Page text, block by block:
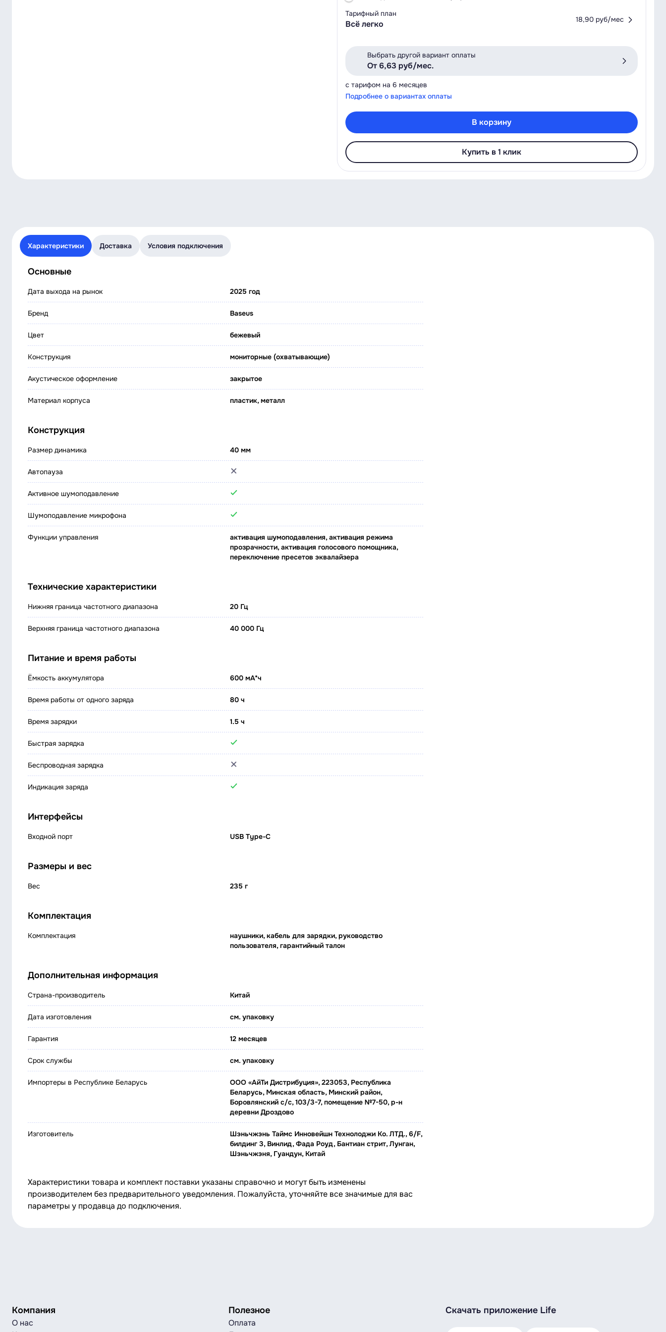
Тарифный план
Всё легко 18,90 руб/мес
Выбрать другой вариант оплаты
От 6,63 руб/мес.
с тарифом на 6 месяцев
Подробнее о вариантах оплаты
В корзину
Купить в 1 клик
Характеристики Доставка Условия подключения
Основные
Дата выхода на рынок 2025 год
Бренд Baseus
Цвет бежевый
Конструкция мониторные (охватывающие)
Акустическое оформление закрытое
Материал корпуса пластик, металл
Конструкция
Размер динамика 40 мм
Автопауза
Активное шумоподавление
Шумоподавление микрофона
Функции управления
активация шумоподавления, активация режима
прозрачности, активация голосового помощника,
переключение пресетов эквалайзера
Технические характеристики
Нижняя граница частотного диапазона 20 Гц
Верхняя граница частотного диапазона 40 000 Гц
Питание и время работы
Ёмкость аккумулятора 600 мА*ч
Время работы от одного заряда 80 ч
Время зарядки 1.5 ч
Быстрая зарядка
Беспроводная зарядка
Индикация заряда
Интерфейсы
Входной порт USB Type-C
Размеры и вес
Вес 235 г
Комплектация
Комплектация
наушники, кабель для зарядки, руководство
пользователя, гарантийный талон
Дополнительная информация
Страна-производитель Китай
Дата изготовления см. упаковку
Гарантия 12 месяцев
Срок службы см. упаковку
Импортеры в Республике Беларусь
ООО «АйТи Дистрибуция», 223053, Республика
Беларусь, Минская область, Минский район,
Боровлянский с/с, 103/3-7, помещение №7-50, р-н
деревни Дроздово
Изготовитель
Шэньчжэнь Таймс Инновейшн Технолоджи Ко. ЛТД., 6/F,
билдинг 3, Винлид, Фада Роуд, Бантиан стрит, Лунган,
Шэньчжэня, Гуандун, Китай
Характеристики товара и комплект поставки указаны справочно и могут быть изменены
производителем без предварительного уведомления. Пожалуйста, уточняйте все значимые для вас
параметры у продавца до подключения.
Компания
О нас
Полезное
Оплата
Скачать приложение Life